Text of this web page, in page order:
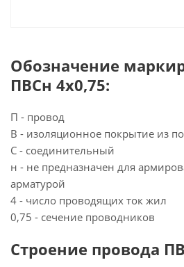
Обозначение
ПВСн 4х0,75:
П - провод
В - изоляционное покрытие из
С - соединительный
н - не предназначен для
арматурой
4 - число проводящих ток жил
0,75 - сечение проводников
Строение провода